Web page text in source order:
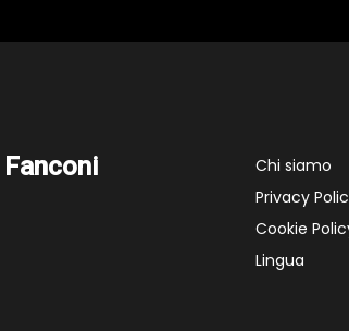
Chi siamo
Privacy
Cookie
Lingua